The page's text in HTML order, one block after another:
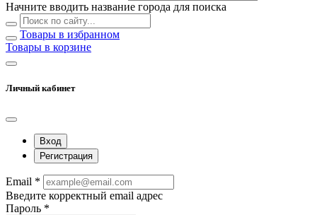
Начните вводить название города для поиска
Товары в избранном
Товары в корзине
Личный кабинет
Вход
Регистрация
Email *
Введите корректный email адрес
Пароль *